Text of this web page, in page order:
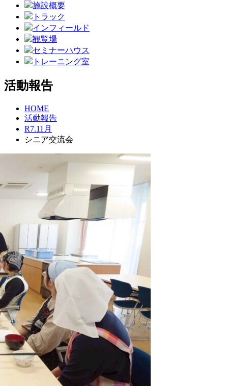
施設概要
トラック
インフィールド
観覧場
セミナーハウス
トレーニング室
活動報告
HOME
活動報告
R7.11月
シニア交流会